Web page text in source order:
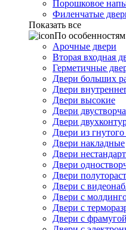
Порошковое
Филенчатые
Показать все
По особенностям
Арочные двери
Вторая входная
Герметичные
Двери больших
Двери
Двери высокие
Двери
Двери
Двери из
Двери накладные
Двери
Двери
Двери
Двери с
Двери с
Двери с
Двери с фрамугой